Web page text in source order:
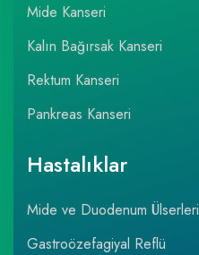
Mide Kanseri
Kalın Bağırsak Kanseri
Rektum Kanseri
Pankreas Kanseri
Hastalıklar
Mide ve Duodenum Ülserleri
Gastroözefagiyal Reflü